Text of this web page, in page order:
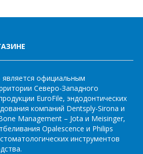
официальным
Северо-Западного
EuroFile, эндодонтических
компаний Dentsply-Sirona и
Management – Jota и Meisinger,
Opalescence и Philips
инструментов